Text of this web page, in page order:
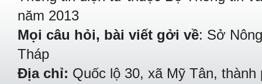
năm 2013
Mọi câu hỏi, bài viết gởi về: Sở
Tháp
Địa chỉ: Quốc lộ 30, xã Mỹ Tân,